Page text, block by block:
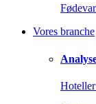
Vores branche